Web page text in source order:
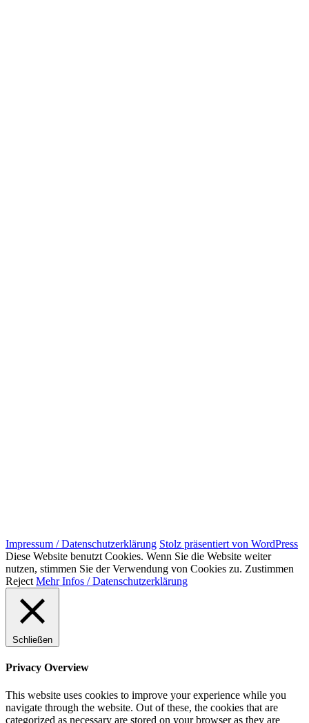
Impressum / Datenschutzerklärung Stolz präsentiert von WordPress
Diese Website benutzt Cookies. Wenn Sie die Website weiter
nutzen, stimmen Sie der Verwendung von Cookies zu. Zustimmen
Reject Mehr Infos / Datenschutzerklärung
Schließen
Privacy Overview
This website uses cookies to improve your experience while you
navigate through the website. Out of these, the cookies that are
categorized as necessary are stored on your browser as they are